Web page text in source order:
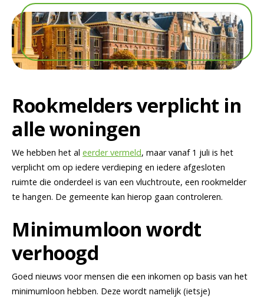
Rookmelders verplicht in
alle woningen
We hebben het al eerder vermeld, maar vanaf 1 juli is het
verplicht om op iedere verdieping en iedere afgesloten
ruimte die onderdeel is van een vluchtroute, een rookmelder
te hangen. De gemeente kan hierop gaan controleren.
Minimumloon wordt
verhoogd
Goed nieuws voor mensen die een inkomen op basis van het
minimumloon hebben. Deze wordt namelijk (ietsje)